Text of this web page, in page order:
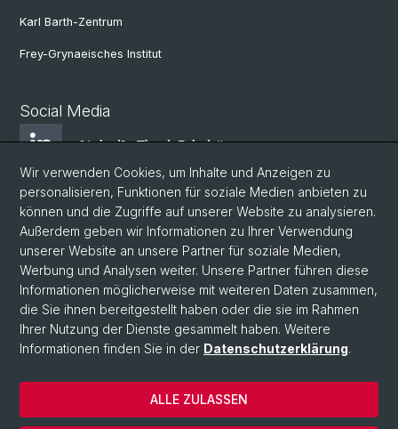
Karl Barth-Zentrum
Frey-Grynaeisches Institut
Social Media
LinkedIn Theol. Fakultät
Instagram Theol. Fakultät
Zentr. Jüd. Studien
ZRWP
© Universität Basel
Datenschutzerklärung
Wir verwenden Cookies, um Inhalte und Anzeigen zu
personalisieren, Funktionen für soziale Medien anbieten zu
können und die Zugriffe auf unserer Website zu analysieren.
Außerdem geben wir Informationen zu Ihrer Verwendung
unserer Website an unsere Partner für soziale Medien,
Werbung und Analysen weiter. Unsere Partner führen diese
Informationen möglicherweise mit weiteren Daten zusammen,
die Sie ihnen bereitgestellt haben oder die sie im Rahmen
Ihrer Nutzung der Dienste gesammelt haben. Weitere
Informationen finden Sie in der Datenschutzerklärung.
ALLE ZULASSEN